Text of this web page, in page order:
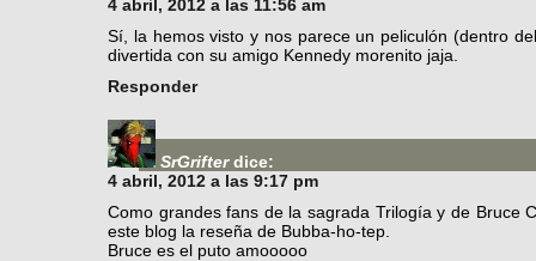
4 abril, 2012 a las 11:56 am
Sí, la hemos visto y nos parece un peliculón (dentro
divertida con su amigo Kennedy morenito jaja.
Responder
SrGrifter dice:
4 abril, 2012 a las 9:17 pm
Como grandes fans de la sagrada Trilogía y de Bruce
este blog la reseña de Bubba-ho-tep.
Bruce es el puto amooooo